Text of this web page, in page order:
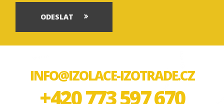
ODESLAT
INFO@IZOLACE-IZOTRADE.CZ
+420 773 597 670